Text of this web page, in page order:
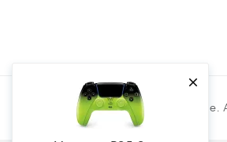

Copyright @ 2019